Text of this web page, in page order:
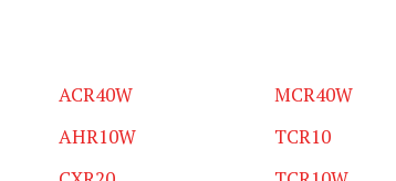
ACR40W
AHR10W
MCR40W
TCR10